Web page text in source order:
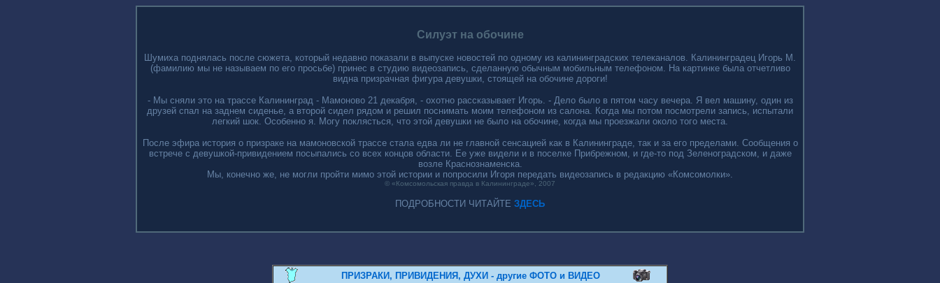
Силуэт на обочине
Шумиха поднялась после сюжета, который недавно показали в выпуске новостей по одному из калининградских телеканалов. Калининградец Игорь М.
(фамилию мы не называем по его просьбе) принес в студию видеозапись, сделанную обычным мобильным телефоном. На картинке была отчетливо
видна призрачная фигура девушки, стоящей на обочине дороги!
- Мы сняли это на трассе Калининград - Мамоново 21 декабря, - охотно рассказывает Игорь. - Дело было в пятом часу вечера. Я вел машину, один из
друзей спал на заднем сиденье, а второй сидел рядом и решил поснимать моим телефоном из салона. Когда мы потом посмотрели запись, испытали
легкий шок. Особенно я. Могу поклясться, что этой девушки не было на обочине, когда мы проезжали около того места.
После эфира история о призраке на мамоновской трассе стала едва ли не главной сенсацией как в Калининграде, так и за его пределами. Сообщения о
встрече с девушкой-привидением посыпались со всех концов области. Ее уже видели и в поселке Прибрежном, и где-то под Зеленоградском, и даже
возле Краснознаменска.
Мы, конечно же, не могли пройти мимо этой истории и попросили Игоря передать видеозапись в редакцию «Комсомолки».
© «Комсомольская правда в Калининграде», 2007
ПОДРОБНОСТИ ЧИТАЙТЕ ЗДЕСЬ
ПРИЗРАКИ, ПРИВИДЕНИЯ, ДУХИ - другие ФОТО и ВИДЕО